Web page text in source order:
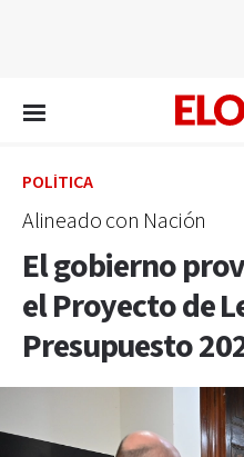
POLÍTICA
Alineado con Nación
El gobierno
el Proyecto de
Presupuesto